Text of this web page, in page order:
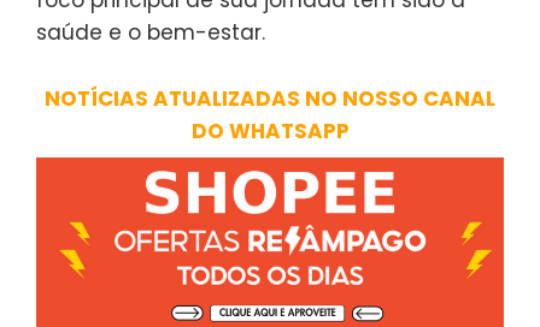
saúde e o bem-estar.
NOTÍCIAS ATUALIZADAS NO NOSSO CANAL
DO WHATSAPP